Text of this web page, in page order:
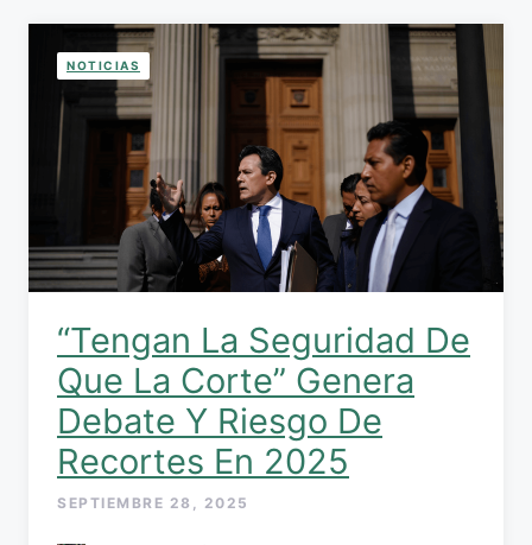
NOTICIAS
“Tengan La Seguridad De
Que La Corte” Genera
Debate Y Riesgo De
Recortes En 2025
SEPTIEMBRE 28, 2025